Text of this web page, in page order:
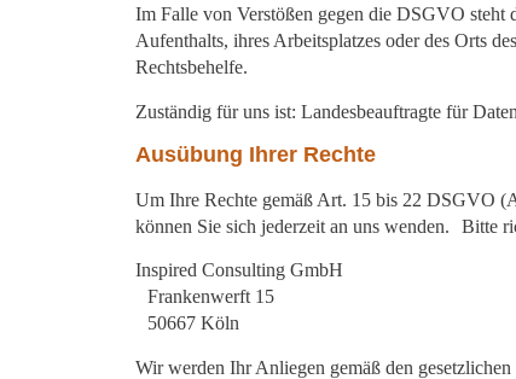
Im Falle von Verstößen gegen die DSGVO steht
Aufenthalts, ihres Arbeitsplatzes oder des Orts
Rechtsbehelfe.
Zuständig für uns ist: Landesbeauftragte für
Ausübung Ihrer Rechte
Um Ihre Rechte gemäß Art. 15 bis 22 DSGVO
können Sie sich jederzeit an uns wenden. Bitte
Inspired Consulting GmbH
Frankenwerft 15
50667 Köln
Wir werden Ihr Anliegen gemäß den